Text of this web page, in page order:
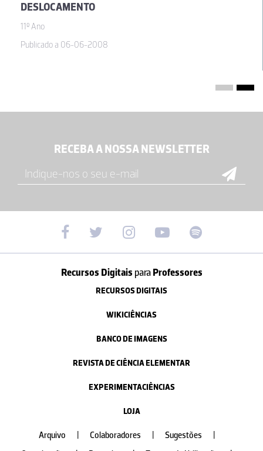
DESLOCAMENTO
11º Ano
Publicado a 06-06-2008
RECEBA A NOSSA NEWSLETTER
Recursos Digitais paraProfessores
RECURSOS DIGITAIS
WIKICIÊNCIAS
BANCO DE IMAGENS
REVISTA DE CIÊNCIA ELEMENTAR
EXPERIMENTACIÊNCIAS
LOJA
Arquivo Colaboradores Sugestões